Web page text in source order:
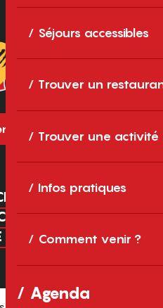
Séjours accessibles
Trouver un
Trouver une activité
Infos pratiques
Comment venir ?
Agenda
venir ?
PRO
D'AFFAIRES